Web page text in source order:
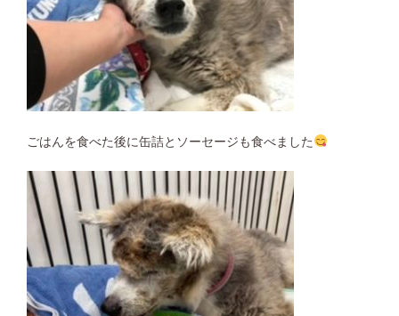
ごはんを食べた後に缶詰とソーセージも食べました